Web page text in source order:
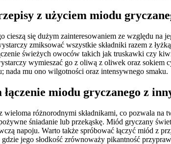
z użyciem miodu
cieszą się dużym zainteresowaniem ze względu
zmiksować wszystkie składniki razem z
świeżych owoców takich jak truskawki czy
wymieszać go z oliwą z oliwek oraz
nada mu ono wilgotności oraz intensywnego smaku.
łączenie miodu gryczanego z
różnorodnymi składnikami, co pozwala
śniadanie lub przekąskę. Miód gryczany
napoju. Warto także spróbować łączyć miód z
jego słodkość zrównoważy pikantność